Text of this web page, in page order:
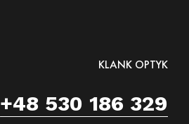
KLANK OPTYK
+48 530 186 329